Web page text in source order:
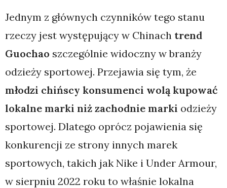
Jednym z głównych czynników tego stanu
rzeczy jest występujący w Chinach trend
Guochao szczególnie widoczny w branży
odzieży sportowej. Przejawia się tym, że
młodzi chińscy konsumenci wolą kupować
lokalne marki niż zachodnie marki odzieży
sportowej. Dlatego oprócz pojawienia się
konkurencji ze strony innych marek
sportowych, takich jak Nike i Under Armour,
w sierpniu 2022 roku to właśnie lokalna